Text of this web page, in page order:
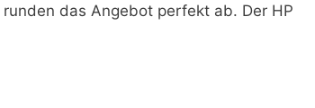
das Angebot perfekt ab. Der HP